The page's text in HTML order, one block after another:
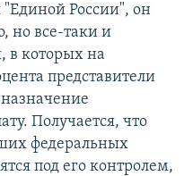
России", он
но все-таки и
в которых на
представители
Получается, что
федеральных
под его контролем,